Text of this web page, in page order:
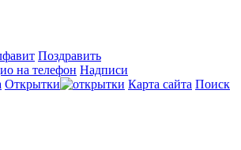
Поздравить
Надписи
Открытки
Карта сайта Поиск